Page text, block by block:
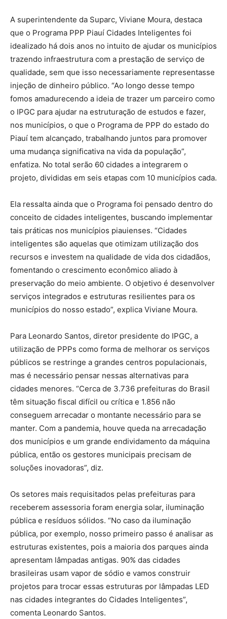
A superintendente da Suparc, Viviane Moura, destaca
que o Programa PPP Piauí Cidades Inteligentes foi
idealizado há dois anos no intuito de ajudar os municípios
trazendo infraestrutura com a prestação de serviço de
qualidade, sem que isso necessariamente representasse
injeção de dinheiro público. “Ao longo desse tempo
fomos amadurecendo a ideia de trazer um parceiro como
o IPGC para ajudar na estruturação de estudos e fazer,
nos municípios, o que o Programa de PPP do estado do
Piauí tem alcançado, trabalhando juntos para promover
uma mudança significativa na vida da população”,
enfatiza. No total serão 60 cidades a integrarem o
projeto, divididas em seis etapas com 10 municípios cada.
Ela ressalta ainda que o Programa foi pensado dentro do
conceito de cidades inteligentes, buscando implementar
tais práticas nos municípios piauienses. “Cidades
inteligentes são aquelas que otimizam utilização dos
recursos e investem na qualidade de vida dos cidadãos,
fomentando o crescimento econômico aliado à
preservação do meio ambiente. O objetivo é desenvolver
serviços integrados e estruturas resilientes para os
municípios do nosso estado”, explica Viviane Moura.
Para Leonardo Santos, diretor presidente do IPGC, a
utilização de PPPs como forma de melhorar os serviços
públicos se restringe a grandes centros populacionais,
mas é necessário pensar nessas alternativas para
cidades menores. “Cerca de 3.736 prefeituras do Brasil
têm situação fiscal difícil ou crítica e 1.856 não
conseguem arrecadar o montante necessário para se
manter. Com a pandemia, houve queda na arrecadação
dos municípios e um grande endividamento da máquina
pública, então os gestores municipais precisam de
soluções inovadoras”, diz.
Os setores mais requisitados pelas prefeituras para
receberem assessoria foram energia solar, iluminação
pública e resíduos sólidos. “No caso da iluminação
pública, por exemplo, nosso primeiro passo é analisar as
estruturas existentes, pois a maioria dos parques ainda
apresentam lâmpadas antigas. 90% das cidades
brasileiras usam vapor de sódio e vamos construir
projetos para trocar essas estruturas por lâmpadas LED
nas cidades integrantes do Cidades Inteligentes”,
comenta Leonardo Santos.